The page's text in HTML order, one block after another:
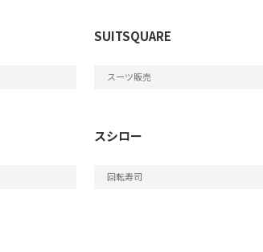
SUITSQUARE
スーツ販売
スシロー
回転寿司